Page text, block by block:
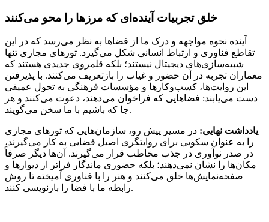
خلق تجربیات آینده‌ای که مرزها را محو می‌کنند
آینده نحوه مواجهه و درک ما از فضاها به نظر می‌رسد که در این
تقاطع فناوری و ارتباط انسانی شکل می‌گیرد. تورهای مجازی تنها
شبیه‌سازی‌های دیجیتال نیستند؛ بلکه قلمروی جدیدی هستند که
معماران تجربه در آن حضور و غیاب را بازتعریف می‌کنند. با پذیرفتن
این روایت‌ها، کسب‌وکارها و مؤسسات فرهنگی به تحول عمیقی
دست می‌یابند: فضاهایی که فراخوان می‌دهند، دعوت می‌کنند و هر
جا که باشیم با ما سخن می‌گویند.
یادداشت نهایی: در مسیر پیش رو، سازمان‌هایی که تورهای مجازی
را به عنوان سکویی برای روایتگری اصیل فضایی به کار می‌گیرند،
در صدر نوآوری در جذب مخاطب قرار می‌گیرند. آن‌ها دیگر صرفاً
مکان‌ها را نشان نمی‌دهند؛ بلکه حضوری ماندگار فراتر از دیوارها و
صفحه‌نمایش‌ها خلق می‌کنند و هنر را با فناوری آمیخته تا روش
رابطه ما با فضا را بازنویسی کنند.